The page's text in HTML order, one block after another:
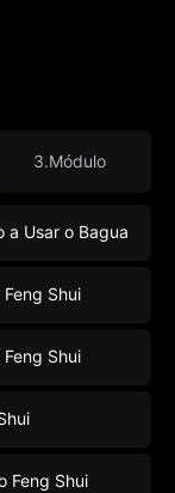
3.Módulo
a Usar o Bagua
Shui
Shui
Feng Shui